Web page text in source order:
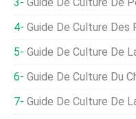
Guide De Culture Des
Guide De Culture De
Guide De Culture Du
Guide De Culture De